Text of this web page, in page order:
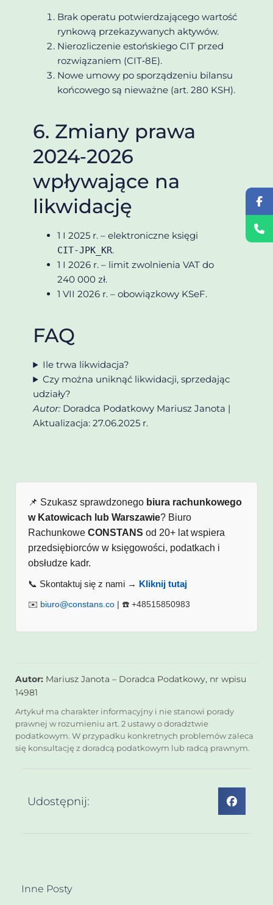
Brak operatu potwierdzającego wartość
rynkową przekazywanych aktywów.
Nierozliczenie estońskiego CIT przed
rozwiązaniem (CIT‑8E).
Nowe umowy po sporządzeniu bilansu
końcowego są nieważne (art. 280 KSH).
6. Zmiany prawa
2024‑2026
wpływające na
likwidację
1 I 2025 r. – elektroniczne księgi
CIT‑JPK_KR.
1 I 2026 r. – limit zwolnienia VAT do
240 000 zł.
1 VII 2026 r. – obowiązkowy KSeF.
FAQ
Ile trwa likwidacja?
Czy można uniknąć likwidacji, sprzedając
udziały?
Autor: Doradca Podatkowy Mariusz Janota |
Aktualizacja: 27.06.2025 r.
📌 Szukasz sprawdzonego biura rachunkowego
w Katowicach lub Warszawie? Biuro
Rachunkowe CONSTANS od 20+ lat wspiera
przedsiębiorców w księgowości, podatkach i
obsłudze kadr.
📞 Skontaktuj się z nami → Kliknij tutaj
✉️ biuro@constans.co | ☎️ +48515850983
Autor: Mariusz Janota – Doradca Podatkowy, nr wpisu
14981
Artykuł ma charakter informacyjny i nie stanowi porady
prawnej w rozumieniu art. 2 ustawy o doradztwie
podatkowym. W przypadku konkretnych problemów zaleca
się konsultację z doradcą podatkowym lub radcą prawnym.
Udostępnij:
Inne Posty